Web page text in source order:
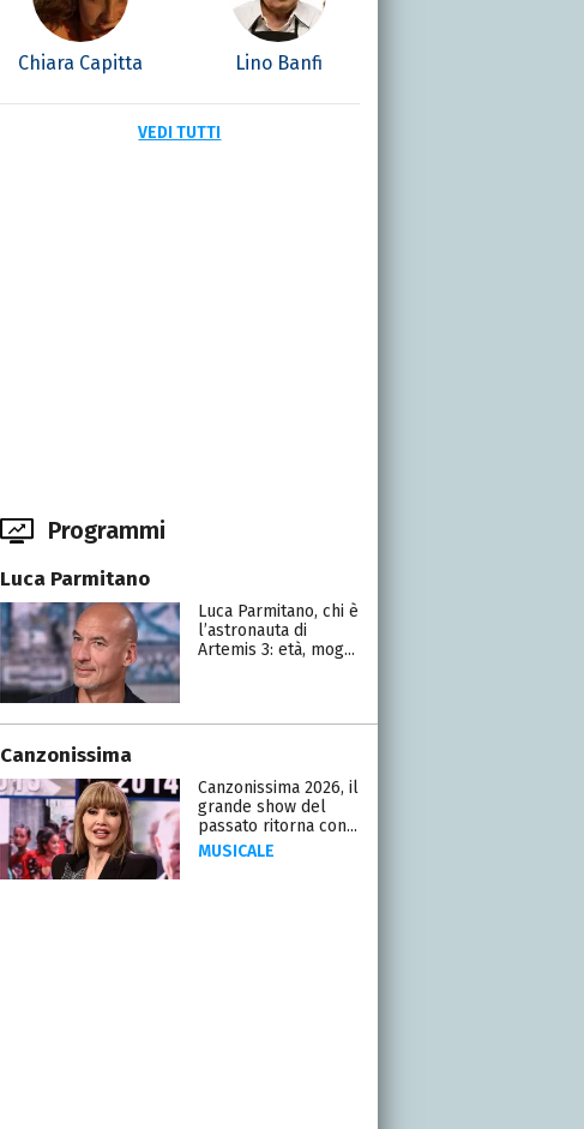
Chiara Capitta Lino Banfi
VEDI TUTTI
Programmi
Luca Parmitano
Luca Parmitano, chi è
l’astronauta di
Artemis 3: età, mog...
Canzonissima
Canzonissima 2026, il
grande show del
passato ritorna con...
MUSICALE